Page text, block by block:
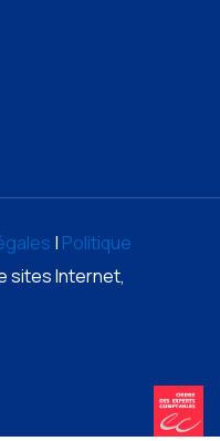
| Politique
sites Internet,